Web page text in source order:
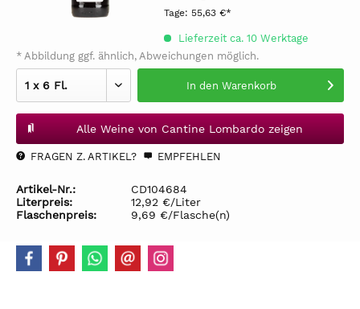
Tage: 55,63 €*
Lieferzeit ca. 10 Werktage
* Abbildung ggf. ähnlich, Abweichungen möglich.
In den Warenkorb
Alle Weine von Cantine Lombardo zeigen
FRAGEN Z. ARTIKEL? EMPFEHLEN
Artikel-Nr.:
CD104684
Literpreis:
12,92 €/Liter
Flaschenpreis:
9,69 €/Flasche(n)